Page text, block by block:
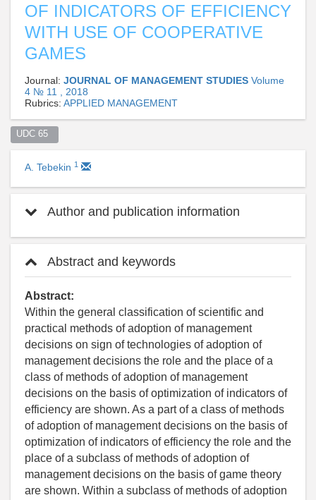
OF INDICATORS OF EFFICIENCY
WITH USE OF COOPERATIVE
GAMES
Journal: JOURNAL OF MANAGEMENT STUDIES Volume
4 № 11 , 2018
Rubrics: APPLIED MANAGEMENT
UDC 65
A. Tebekin 1
Author and publication information
Abstract and keywords
Abstract:
Within the general classification of scientific and
practical methods of adoption of management
decisions on sign of technologies of adoption of
management decisions the role and the place of a
class of methods of adoption of management
decisions on the basis of optimization of indicators of
efficiency are shown. As a part of a class of methods
of adoption of management decisions on the basis of
optimization of indicators of efficiency the role and the
place of a subclass of methods of adoption of
management decisions on the basis of game theory
are shown. Within a subclass of methods of adoption